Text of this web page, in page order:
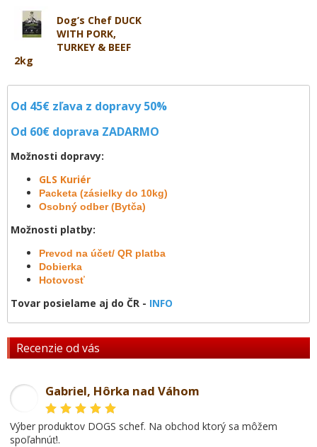
Od 45€ zľava z dopravy 50%
Od 60€ doprava ZADARMO
Možnosti dopravy:
GLS Kuriér
Packeta (zásielky do 10kg)
Osobný odber (Bytča)
Možnosti platby:
Prevod na účet/ QR platba
Dobierka
Hotovosť
Tovar posielame aj do ČR - INFO
Recenzie od vás
Gabriel, Hôrka nad Váhom
Výber produktov DOGS schef. Na obchod ktorý sa môžem
spoľahnúť!.
Dog’s Chef DUCK
WITH PORK,
TURKEY & BEEF
2kg